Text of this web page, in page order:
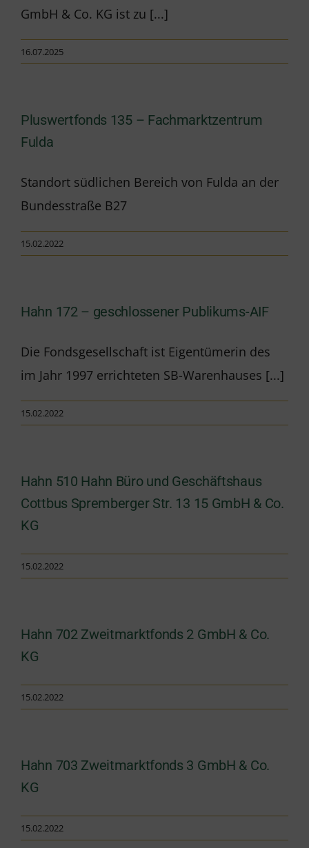
GmbH & Co. KG ist zu [...]
16.07.2025
Pluswertfonds 135 – Fachmarktzentrum
Fulda
Standort südlichen Bereich von Fulda an der
Bundesstraße B27
15.02.2022
Hahn 172 – geschlossener Publikums-AIF
Die Fondsgesellschaft ist Eigentümerin des
im Jahr 1997 errichteten SB-Warenhauses [...]
15.02.2022
Hahn 510 Hahn Büro und Geschäftshaus
Cottbus Spremberger Str. 13 15 GmbH & Co.
KG
15.02.2022
Hahn 702 Zweitmarktfonds 2 GmbH & Co.
KG
15.02.2022
Hahn 703 Zweitmarktfonds 3 GmbH & Co.
KG
15.02.2022